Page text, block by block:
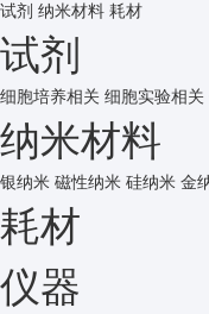
试剂 纳米材料 耗材
试剂
细胞培养相关 细胞实验相关
纳米材料
银纳米 磁性纳米 硅纳米 金
耗材
仪器